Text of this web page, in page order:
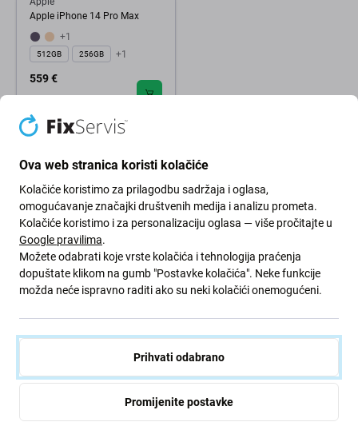
Apple iPhone 14 Pro Max
+1
512GB 256GB +1
559 €
Zeleni put
Neprestano poboljšavamo svoj ugljični otisak kako bismo
zaštitili naš planet. Pročitajte više o tome kako
Ova web stranica koristi kolačiće
Kolačiće koristimo za prilagodbu sadržaja i oglasa,
omogućavanje značajki društvenih medija i analizu prometa.
Kolačiće koristimo i za personalizaciju oglasa — više pročitajte u
Google pravilima.
Možete odabrati koje vrste kolačića i tehnologija praćenja
dopuštate klikom na gumb "Postavke kolačića". Neke funkcije
možda neće ispravno raditi ako su neki kolačići onemogućeni.
Prihvati odabrano
Promijenite postavke